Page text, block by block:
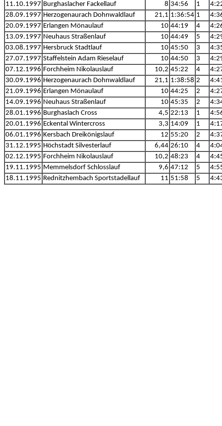
11.10.1997 Burghaslacher Fackellauf 8 34:56 1
28.09.1997 Herzogenaurach Dohnwaldlauf 21,1 1:36:54 1
20.09.1997 Erlangen Mönaulauf 10 44:19 4
13.09.1997 Neuhaus Straßenlauf 10 44:49 5
03.08.1997 Hersbruck Stadtlauf 10 45:50 3
27.07.1997 Staffelstein Adam Rieselauf 10 44:50 3
07.12.1996 Forchheim Nikolauslauf 10,2 45:22 4
30.09.1996 Herzogenaurach Dohnwaldlauf 21,1 1:38:58 2
21.09.1996 Erlangen Mönaulauf 10 44:25 2
14.09.1996 Neuhaus Straßenlauf 10 45:35 2
28.01.1996 Burghaslach Cross 4,5 22:13 1
20.01.1996 Eckental Wintercross 3,3 14:09 1
06.01.1996 Kersbach Dreikönigslauf 12 55:20 2
31.12.1995 Höchstadt Silvesterlauf 6,44 26:10 4
02.12.1995 Forchheim Nikolauslauf 10,2 48:23 4
19.11.1995 Memmelsdorf Schlosslauf 9,6 47:12 5
18.11.1995 Rednitzhembach Sportstadellauf 11 51:58 5